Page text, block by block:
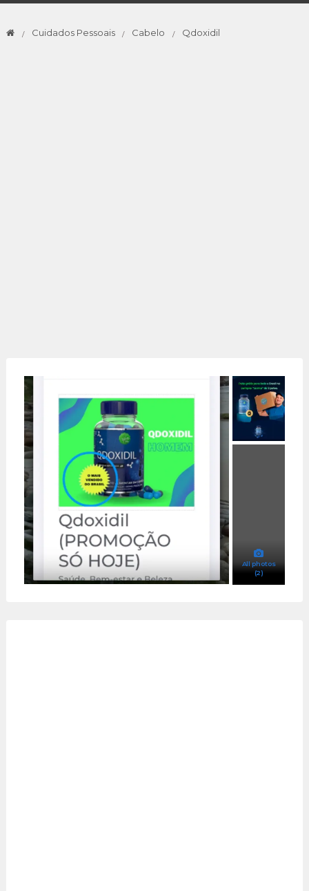
Cuidados Pessoais Cabelo Qdoxidil
All photos
(2)